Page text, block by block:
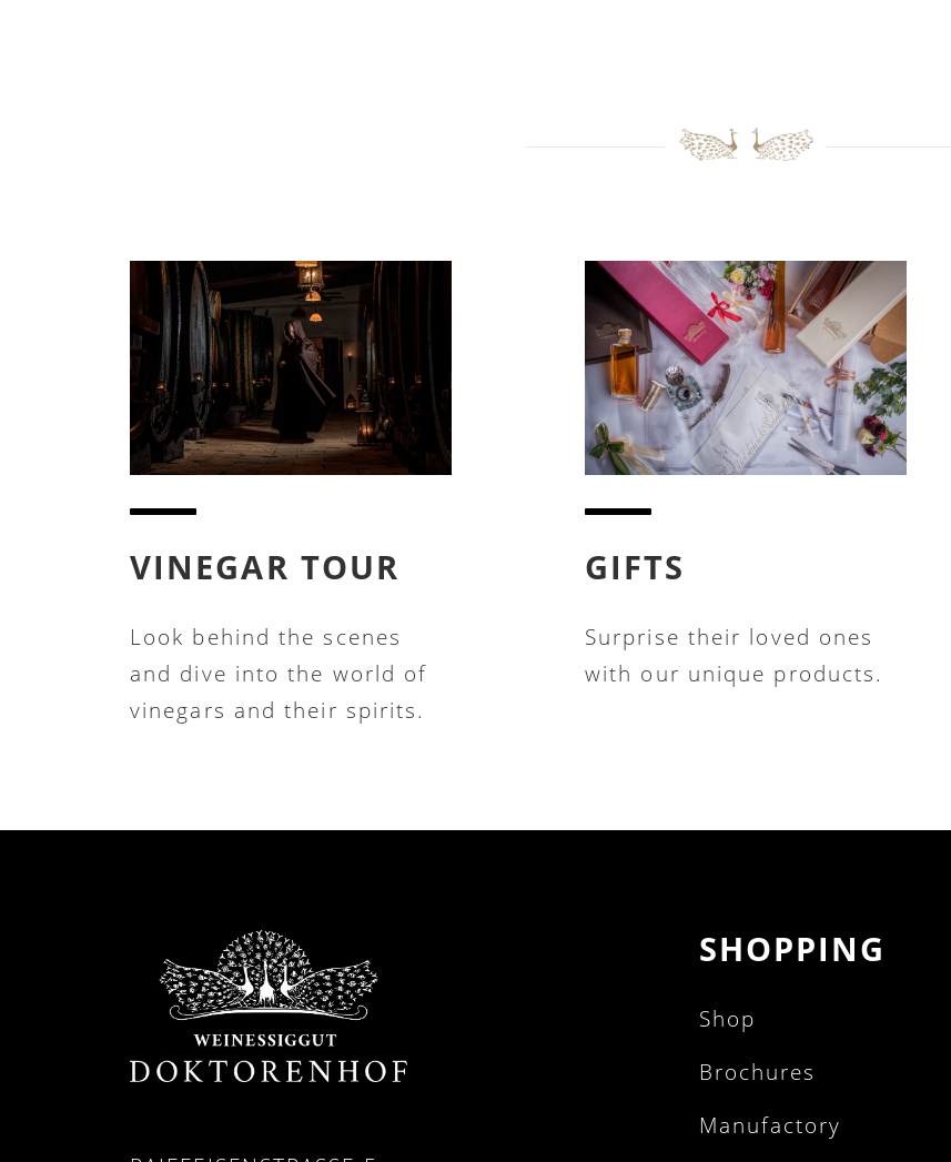
VINEGAR TOUR
Look behind the scenes
and dive into the world of
vinegars and their spirits.
GIFTS
Surprise their loved ones
with our unique products.
SHOPPING
Shop
Brochures
Manufactory